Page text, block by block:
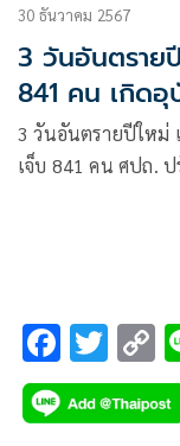
30 ธันวาคม 2567
3 วันอันตราย
841 คน เกิด
3 วันอันตรายปีใหม่
เจ็บ 841 คน ศปถ.
F
ac
e
T
wi
tt
C
o
p